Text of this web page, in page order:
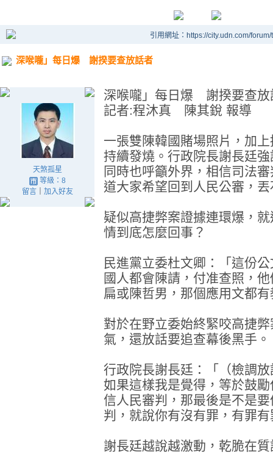
引用網址：https://city.udn.com/
深喉嚨」每日爆 謝揆要查放話者
天煞孤星
等級：8
留言｜ 加入好友
深喉嚨」每日爆 謝揆要查放
記者:程沐真 陳其銳 報導
一張雙陳韓國賭場照片，加
持續發燒。行政院長謝長廷
同時也呼籲外界，相信司法
道大家希望回到人民公審，
疑似高捷弊案證據連環爆，
情到底怎麼回事？
民進黨立委杜文卿：「這份
國人都會陳請，付准查照，
扁或陳哲男，那個應用文都
對於在野立委始終緊咬高捷
氣，還放話要追查幕後黑手。
行政院長謝長廷：「（檢調
如果這樣我是覺得，等於鼓
信人民審判，那最後是不是
判，就說你有沒有罪，有罪
謝長廷越說越激動，乾脆在